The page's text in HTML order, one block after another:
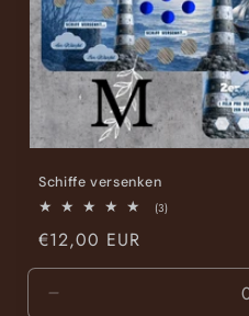
Schiffe versenken
(3)3
Normaler
Preis
€12,00 EUR